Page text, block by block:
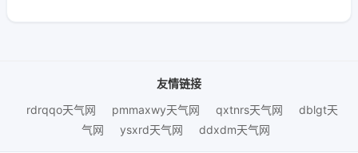
友情链接
rdrqqo天气网
pmmaxwy天气网 qxtnrs天气网
dblgt天
气网
ysxrd天气网 ddxdm天气网